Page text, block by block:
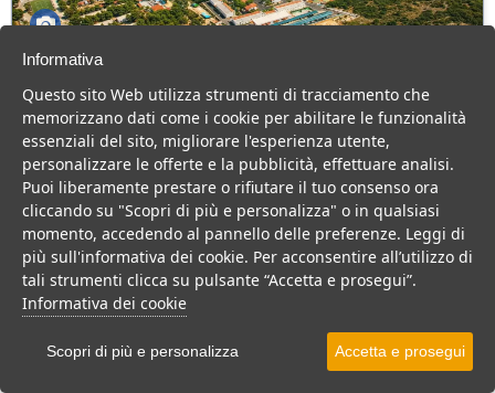
Puglia > Gargano > Vieste
107 Camere
Villaggio a Vieste, con piscina e animazione, ideale per famiglie
con bambini.
Villaggio Hotel
VEDI SU MAPPA
Informativa
Questo sito Web utilizza strumenti di tracciamento che
memorizzano dati come i cookie per abilitare le funzionalità
essenziali del sito, migliorare l'esperienza utente,
personalizzare le offerte e la pubblicità, effettuare analisi.
Puoi liberamente prestare o rifiutare il tuo consenso ora
cliccando su "Scopri di più e personalizza" o in qualsiasi
momento, accedendo al pannello delle preferenze. Leggi di
più sull'informativa dei cookie. Per acconsentire all’utilizzo di
tali strumenti clicca su pulsante “Accetta e prosegui”.
Informativa dei cookie
Scopri di più e personalizza Accetta e prosegui